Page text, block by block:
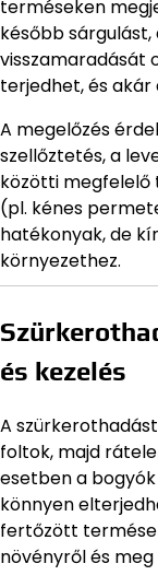
terméseken
később
visszamaradását
terjedhet, és
A megelőzés
szellőztetés, a
közötti megfelelő
(pl. kénes
hatékonyak, de
környezethez.
és kezelés
A
foltok, majd
esetben a
könnyen
fertőzött
növényről és